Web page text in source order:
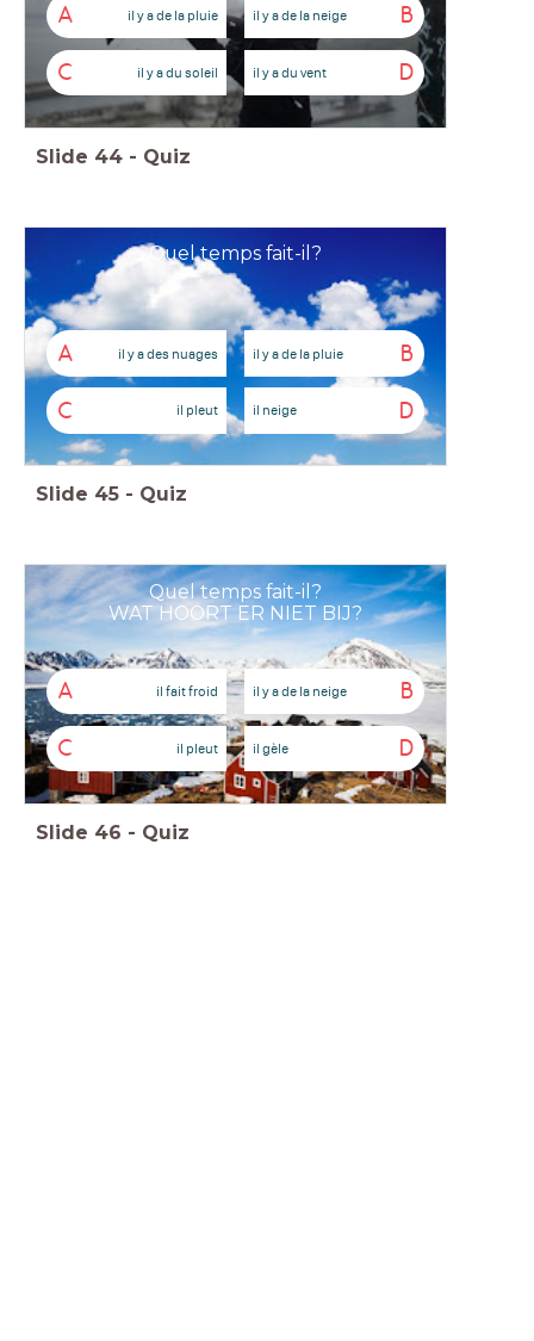
A il y a de la pluie B
il y a de la neige
C il y a du soleil D
il y a du vent
Slide 44 - Quiz
Quel temps fait-il?
A il y a des nuages B
il y a de la pluie
C il pleut D
il neige
Slide 45 - Quiz
Quel temps fait-il?
WAT HOORT ER NIET BIJ?
A il fait froid B
il y a de la neige
C il pleut D
il gèle
Slide 46 - Quiz